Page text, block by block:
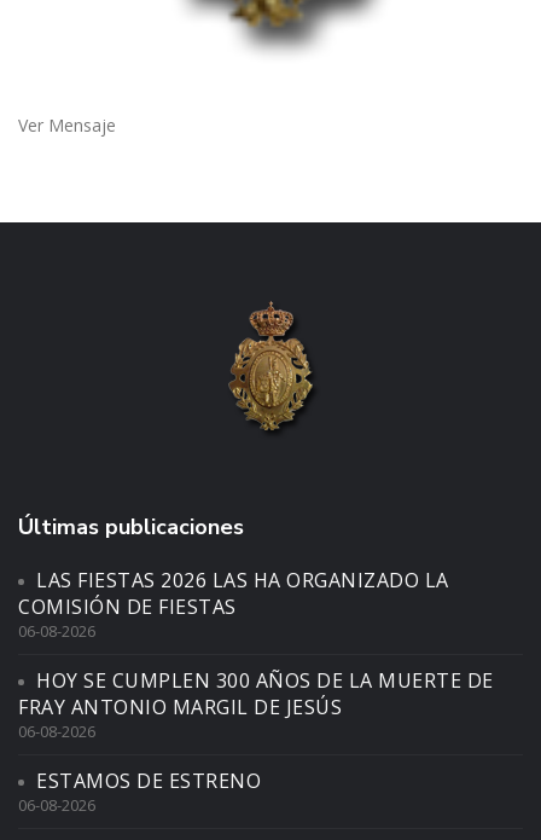
Ver Mensaje
Últimas publicaciones
LAS FIESTAS 2026 LAS HA ORGANIZADO LA
COMISIÓN DE FIESTAS
06-08-2026
HOY SE CUMPLEN 300 AÑOS DE LA MUERTE DE
FRAY ANTONIO MARGIL DE JESÚS
06-08-2026
ESTAMOS DE ESTRENO
06-08-2026